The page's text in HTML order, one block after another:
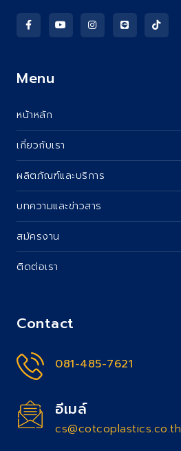
Menu
หน้าหลัก
เกี่ยวกับเรา
ผลิตภัณฑ์และบริการ
บทความและข่าวสาร
สมัครงาน
ติดต่อเรา
Contact
081-485-7621
อีเมล์
cs@cotcoplastics.co.th